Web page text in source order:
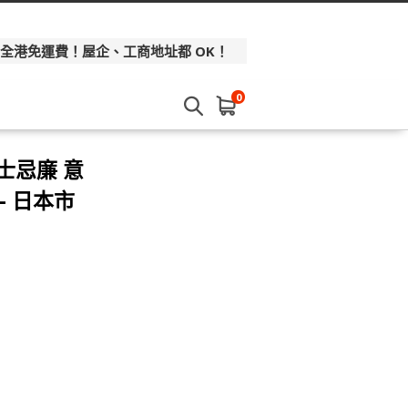
港免運費！屋企、工商地址都 OK！
0
忌廉 意
日本市